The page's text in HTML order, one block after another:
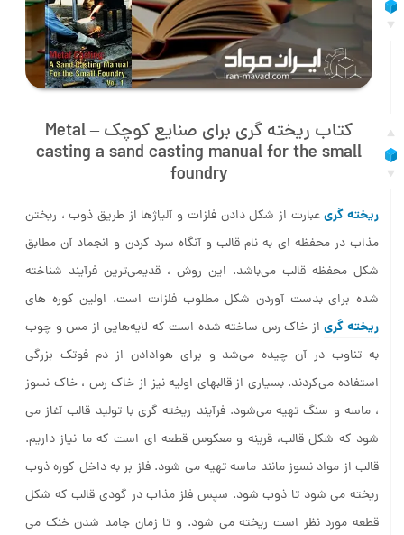
کتاب ریخته گری برای صنایع کوچک – Metal
casting a sand casting manual for the small
foundry
ریخته‌ گریعبارت از شکل دادن فلزات و آلیاژها از طریق ذوب ، ریختن
مذاب در محفظه ای به نام قالب و آنگاه سرد کردن و انجماد آن مطابق
شکل محفظه قالب می‌باشد. این روش ، قدیمی‌ترین فرآیند شناخته
شده برای بدست آوردن شکل مطلوب فلزات است. اولین کوره‌ های
ریخته‌ گریاز خاک رس ساخته شده است که لایه‌هایی از مس و چوب
به تناوب در آن چیده می‌شد و برای هوادادن از دم فوتک بزرگی
استفاده می‌کردند. بسیاری از قالبهای اولیه نیز از خاک رس ، خاک نسوز
، ماسه و سنگ تهیه می‌شود. فرآیند ریخته گری با تولید قالب آغاز می
شود که شکل قالب، قرینه و معکوس قطعه ای است که ما نیاز داریم.
قالب از مواد نسوز مانند ماسه تهیه می شود. فلز بر به داخل کوره ذوب
ریخته می شود تا ذوب شود. سپس فلز مذاب در گودی قالب که شکل
قطعه مورد نظر است ریخته می شود. و تا زمان جامد شدن خنک می